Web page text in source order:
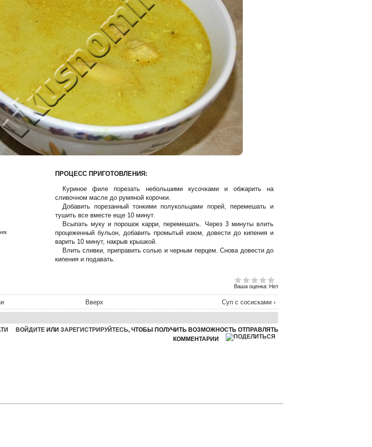
ПРОЦЕСС ПРИГОТОВЛЕНИЯ:
Куриное филе порезать небольшими кусочками и обжарить на
сливочном масле до румяной корочки.
Добавить порезанный тонкими полукольцами порей, перемешать и
тушить все вместе еще 10 минут.
Всыпать муку и порошок карри, перемешать. Через 3 минуты влить
процеженный бульон, добавить промытый изюм, довести до кипения и
варить 10 минут, накрыв крышкой.
Влить сливки, приправить солью и черным перцем. Снова довести до
кипения и подавать.
Ваша оценка: Нет
Вверх Суп с сосисками ›
ВОЙДИТЕ ИЛИ ЗАРЕГИСТРИРУЙТЕСЬ, ЧТОБЫ ПОЛУЧИТЬ ВОЗМОЖНОСТЬ ОТПРАВЛЯТЬ
КОММЕНТАРИИ